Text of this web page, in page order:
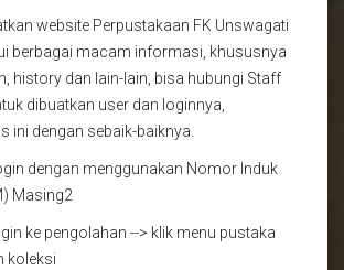
website Perpustakaan FK Unswagati
berbagai macam informasi, khususnya
history dan lain-lain, bisa hubungi Staff
dibuatkan user dan loginnya,
ini dengan sebaik-baiknya.
dengan menggunakan Nomor Induk
Masing2
ke pengolahan --> klik menu pustaka
koleksi